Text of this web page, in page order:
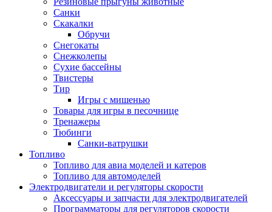
Санки
Скакалки
Обручи
Снегокаты
Снежколепы
Сухие бассейны
Твистеры
Тир
Игры с мишенью
Товары для игры в песочнице
Тренажеры
Тюбинги
Санки-ватрушки
Топливо
Топливо для авиа моделей и катеров
Топливо для автомоделей
Электродвигатели и регуляторы скорости
Аксессуары и запчасти для электродвигателей
Программаторы для регуляторов скорости